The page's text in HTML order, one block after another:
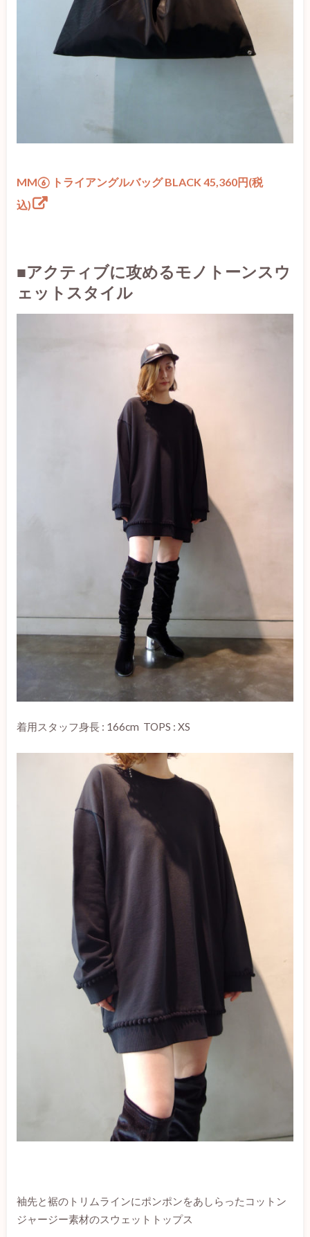
MM⑥ トライアングルバッグ BLACK 45,360円(税
込)
■アクティブに攻めるモノトーンスウ
ェットスタイル
着用スタッフ身長 : 166cm TOPS : XS
袖先と裾のトリムラインにポンポンをあしらったコットン
ジャージー素材のスウェットトップス